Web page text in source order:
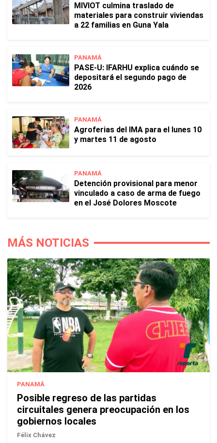
MIVIOT culmina traslado de
materiales para construir viviendas
a 22 familias en Guna Yala
PANAMÁ
PASE-U: IFARHU explica cuándo se
depositará el segundo pago de
2026
PANAMÁ
Agroferias del IMA para el lunes 10
y martes 11 de agosto
PANAMÁ
Detención provisional para menor
vinculado a caso de arma de fuego
en el José Dolores Moscote
MÁS NOTICIAS
PANAMÁ
Posible regreso de las partidas
circuitales genera preocupación en los
gobiernos locales
Félix Chávez